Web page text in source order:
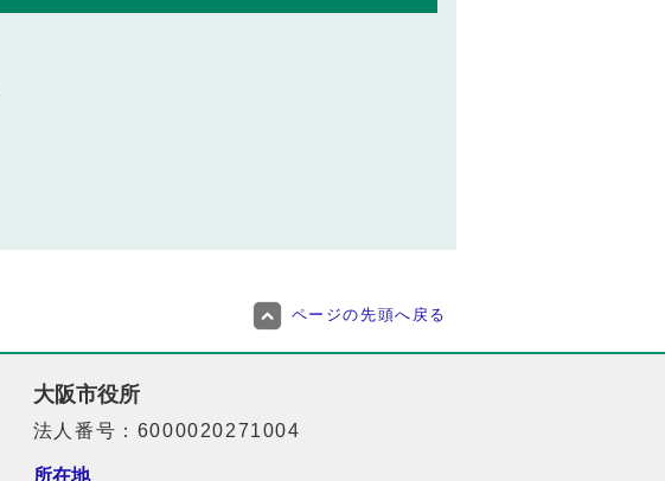
ページの先頭へ戻る
大阪市役所
法人番号：6000020271004
所在地